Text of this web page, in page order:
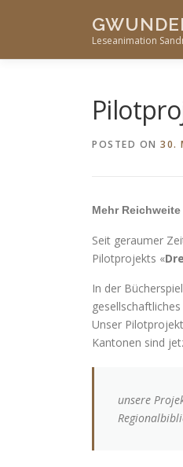
Leseanimation
POSTED ON 30.
Mehr
Seit geraumer
Pilotprojekts «
In der
Unser
Kantonen sind
unsere